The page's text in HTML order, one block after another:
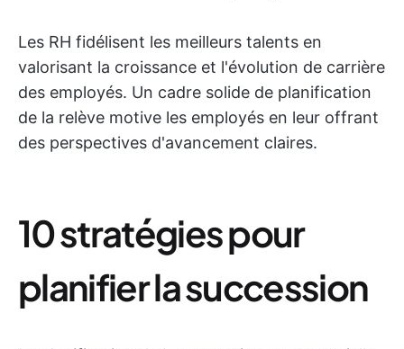
Les RH fidélisent les meilleurs talents en
valorisant la croissance et l'évolution de carrière
des employés. Un cadre solide de planification
de la relève motive les employés en leur offrant
des perspectives d'avancement claires.
10 stratégies pour
planifier la succession